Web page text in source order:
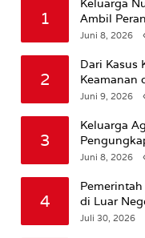
1
Keluarga
Ambil
Kematian
Juni 8, 2026
2
Dari Kasus
Keamanan
Juni 9, 2026
3
Keluarga
Juni 8, 2026
4
di Luar
Juli 30, 2026